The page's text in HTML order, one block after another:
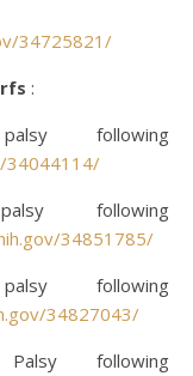
34725821/
:
following
34044114/
following
34851785/
following
34827043/
following